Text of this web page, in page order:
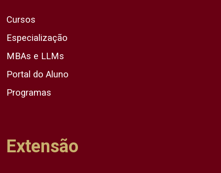
Cursos
Especialização
MBAs e LLMs
Portal do Aluno
Programas
Extensão